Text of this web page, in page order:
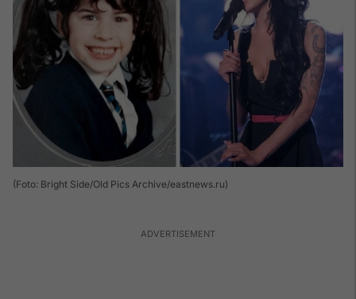
(Foto: Bright Side/Old Pics Archive/eastnews.ru)